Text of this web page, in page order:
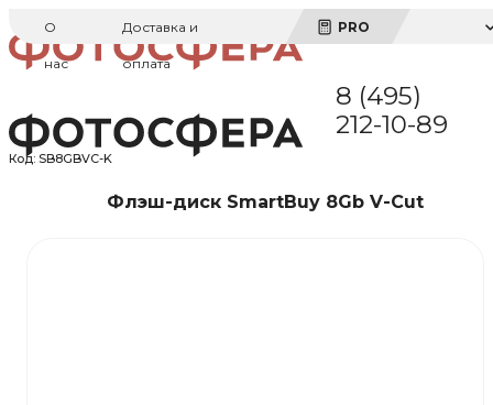
О
нас
Доставка и
оплата
PRO
8 (495)
212-10-89
Код: SB8GBVC-K
Флэш-диск SmartBuy 8Gb V-Cut